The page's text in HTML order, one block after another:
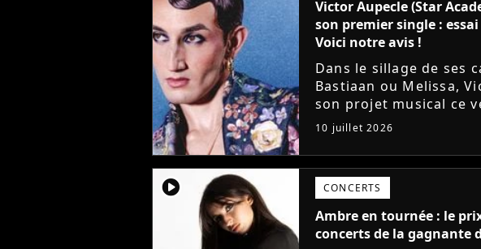
Victor Aupecle (Star
son premier single :
Voici notre avis !
Dans le sillage de ses
Bastiaan ou Melissa,
son projet musical ce
avec la parution du
mieux. Le demi-
10 juillet 2026
player2 CONCERTS
Ambre en tournée : le
concerts de la gagnante